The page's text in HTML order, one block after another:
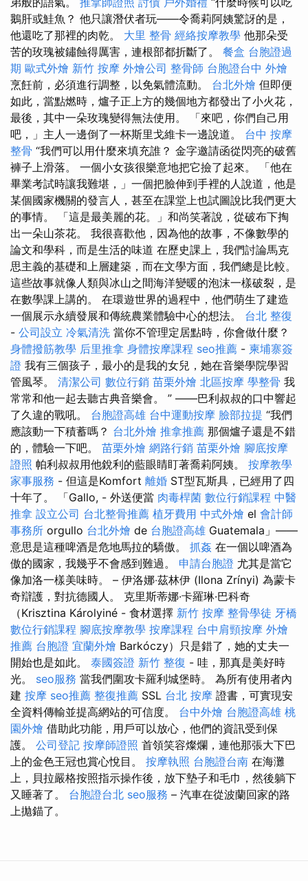
鵝肝或鮭魚？ 他只讓潛伏者玩——令喬莉阿姨驚訝的是，
他還吃了那裡的肉乾。 大里 整骨 經絡按摩教學 他那朵受
苦的玫瑰被鏽蝕得厲害，連根部都折斷了。 餐盒 台胞證過
期 歐式外燴 新竹 按摩 外燴公司 整骨師 台胞證台中 外燴
烹飪前，必須進行調整，以免氣體流動。 台北外燴 但即便
如此，當點燃時，爐子正上方的幾個地方都發出了小火花，
最後，其中一朵玫瑰變得無法使用。 「來吧，你們自己用
吧，」主人一邊倒了一杯斯里戈維卡一邊說道。 台中 按摩
整骨 “我們可以用什麼來填充誰？ 金字邀請函從閃亮的破舊
褲子上滑落。 一個小女孩很樂意地把它撿了起來。 「他在
畢業考試時讓我難堪，」一個把臉伸到手裡的人說道，他是
某個國家機關的發言人，甚至在課堂上也試圖說比我們更大
的事情。 「這是最美麗的花。」和尚笑著說，從破布下掏
出一朵山茶花。 我很喜歡他，因為他的故事，不像數學的
論文和學科，而是生活的味道 在歷史課上，我們討論馬克
思主義的基礎和上層建築，而在文學方面，我們總是比較。
這些故事就像人類與冰山之間海洋變暖的泡沫一樣破裂，是
在數學課上講的。 在環遊世界的過程中，他們萌生了建造
一個展示永續發展和傳統農業體驗中心的想法。 台北 整復
- 公司設立 冷氣清洗 當你不管理定居點時，你會做什麼？
身體撥筋教學 后里推拿 身體按摩課程 seo推薦 - 柬埔寨簽
證 我有三個孩子，最小的是我的女兒，她在音樂學院學習
管風琴。 清潔公司 數位行銷 苗栗外燴 北區按摩 學整骨 我
常常和他一起去聽古典音樂會。 ” ——巴利叔叔的口中響起
了久違的戰吼。 台胞證高雄 台中運動按摩 臉部拉提 “我們
應該動一下積蓄嗎？ 台北外燴 推拿推薦 那個爐子還是不錯
的，體驗一下吧。 苗栗外燴 網路行銷 苗栗外燴 腳底按摩
證照 帕利叔叔用他銳利的藍眼睛盯著喬莉阿姨。 按摩教學
家事服務 - 但這是Komfort 離婚 ST型瓦斯具，已經用了四
十年了。 「Gallo, - 外送便當 肉毒桿菌 數位行銷課程 中醫
推拿 設立公司 台北整骨推薦 植牙費用 中式外燴 el 會計師
事務所 orgullo 台北外燴 de 台胞證高雄 Guatemala」——
意思是這種啤酒是危地馬拉的驕傲。 抓姦 在一個以啤酒為
傲的國家，我幾乎不會感到難過。 申請台胞證 尤其是當它
像加洛一樣美味時。 – 伊洛娜‧茲林伊 (Ilona Zrínyi) 為蒙卡
奇辯護，對抗德國人。 克里斯蒂娜·卡羅琳·巴科奇
（Krisztina Károlyiné - 食材選擇 新竹 按摩 整骨學徒 牙橋
數位行銷課程 腳底按摩教學 按摩課程 台中肩頸按摩 外燴
推薦 台胞證 宜蘭外燴 Barkóczy）只是錯了，她的丈夫一
開始也是如此。 泰國簽證 新竹 整復 - 哇，那真是美好時
光。 seo服務 當我們圍攻卡羅利城堡時。 為所有使用者內
建 按摩 seo推薦 整復推薦 SSL 台北 按摩 證書，可實現安
全資料傳輸並提高網站的可信度。 台中外燴 台胞證高雄 桃
園外燴 借助此功能，用戶可以放心，他們的資訊受到保
護。 公司登記 按摩師證照 首領笑容燦爛，連他那張大下巴
上的金色王冠也賞心悅目。 按摩執照 台胞證台南 在海灘
上，貝拉嚴格按照指示操​​作後，放下墊子和毛巾，然後躺下
又睡著了。 台胞證台北 seo服務 – 汽車在從波蘭回家的路
上拋錨了。